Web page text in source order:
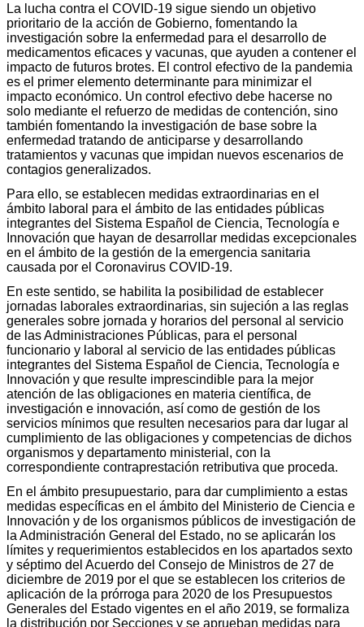
La lucha contra el COVID-19 sigue siendo un objetivo
prioritario de la acción de Gobierno, fomentando la
investigación sobre la enfermedad para el desarrollo de
medicamentos eficaces y vacunas, que ayuden a contener el
impacto de futuros brotes. El control efectivo de la pandemia
es el primer elemento determinante para minimizar el
impacto económico. Un control efectivo debe hacerse no
solo mediante el refuerzo de medidas de contención, sino
también fomentando la investigación de base sobre la
enfermedad tratando de anticiparse y desarrollando
tratamientos y vacunas que impidan nuevos escenarios de
contagios generalizados.
Para ello, se establecen medidas extraordinarias en el
ámbito laboral para el ámbito de las entidades públicas
integrantes del Sistema Español de Ciencia, Tecnología e
Innovación que hayan de desarrollar medidas excepcionales
en el ámbito de la gestión de la emergencia sanitaria
causada por el Coronavirus COVID-19.
En este sentido, se habilita la posibilidad de establecer
jornadas laborales extraordinarias, sin sujeción a las reglas
generales sobre jornada y horarios del personal al servicio
de las Administraciones Públicas, para el personal
funcionario y laboral al servicio de las entidades públicas
integrantes del Sistema Español de Ciencia, Tecnología e
Innovación y que resulte imprescindible para la mejor
atención de las obligaciones en materia científica, de
investigación e innovación, así como de gestión de los
servicios mínimos que resulten necesarios para dar lugar al
cumplimiento de las obligaciones y competencias de dichos
organismos y departamento ministerial, con la
correspondiente contraprestación retributiva que proceda.
En el ámbito presupuestario, para dar cumplimiento a estas
medidas específicas en el ámbito del Ministerio de Ciencia e
Innovación y de los organismos públicos de investigación de
la Administración General del Estado, no se aplicarán los
límites y requerimientos establecidos en los apartados sexto
y séptimo del Acuerdo del Consejo de Ministros de 27 de
diciembre de 2019 por el que se establecen los criterios de
aplicación de la prórroga para 2020 de los Presupuestos
Generales del Estado vigentes en el año 2019, se formaliza
la distribución por Secciones y se aprueban medidas para